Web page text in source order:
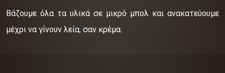
Βάζουμε όλα τα υλικά σε μικρό μπολ και ανακατεύουμε
μέχρι να γίνουν λεία, σαν κρέμα.